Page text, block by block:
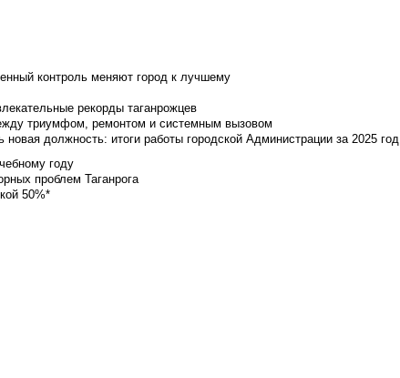
контроль меняют город к лучшему
рекорды таганрожцев
триумфом, ремонтом и системным вызовом
новая должность: итоги работы городской Администрации за 2025 год
году
проблем Таганрога
50%*